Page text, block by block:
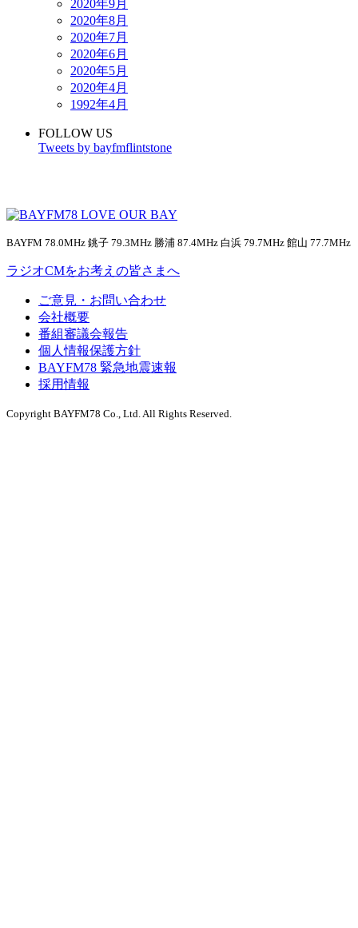
2020年9月
2020年8月
2020年7月
2020年6月
2020年5月
2020年4月
1992年4月
FOLLOW US
Tweets by bayfmflintstone
BAYFM 78.0MHz 銚子 79.3MHz 勝浦 87.4MHz 白浜 79.7MHz 館山 77.7MHz
ラジオCMをお考えの皆さまへ
ご意見・お問い合わせ
会社概要
番組審議会報告
個人情報保護方針
BAYFM78 緊急地震速報
採用情報
Copyright BAYFM78 Co., Ltd. All Rights Reserved.